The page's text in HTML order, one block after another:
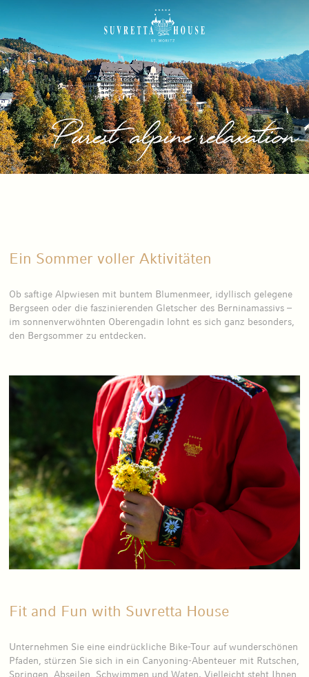
Purest alpine relaxation
Ein Sommer voller Aktivitäten
Ob saftige Alpwiesen mit buntem Blumenmeer, idyllisch gelegene
Bergseen oder die faszinierenden Gletscher des Berninamassivs –
im sonnenverwöhnten Oberengadin lohnt es sich ganz besonders,
den Bergsommer zu entdecken.
Fit and Fun with Suvretta House
Unternehmen Sie eine eindrückliche Bike-Tour auf wunderschönen
Pfaden, stürzen Sie sich in ein Canyoning-Abenteuer mit Rutschen,
Springen, Abseilen, Schwimmen und Waten. Vielleicht steht Ihnen